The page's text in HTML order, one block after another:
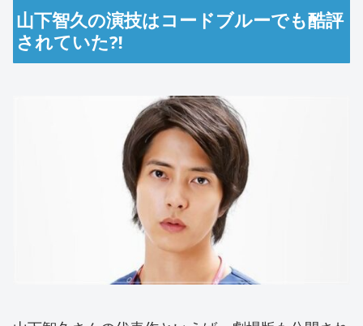
山下智久の演技はコードブルーでも酷評
されていた⁈